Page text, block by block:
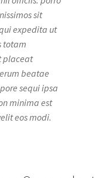
sit
expedita ut
totam
placeat
beatae
sequi ipsa
minima est
eos modi.